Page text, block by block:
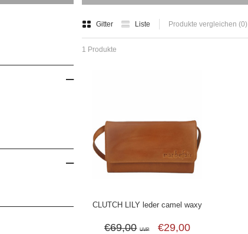
Gitter Liste Produkte vergleichen (0)
1 Produkte
CLUTCH LILY leder camel waxy
€69,00 UVP €29,00
–
–